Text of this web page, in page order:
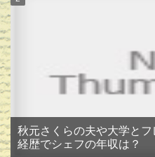
秋元さくらの夫や大学と
経歴でシェフの年収は？